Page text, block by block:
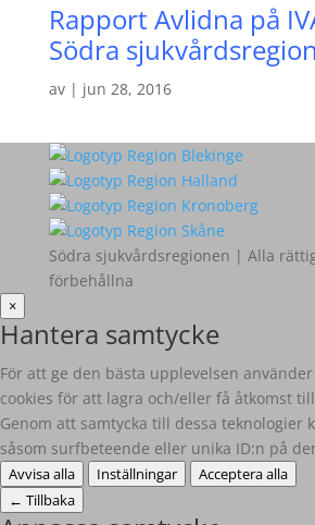
Rapport Avlidna på
Södra
av | jun 28, 2016
Södra sjukvårdsregionen | Alla
förbehållna
×
Hantera samtycke
För att ge den bästa upplevelsen
cookies för att lagra och/eller få åtkomst
Genom att samtycka till dessa teknologier
såsom surfbeteende eller unika ID:n på
Avvisa alla Inställningar
Acceptera alla
← Tillbaka